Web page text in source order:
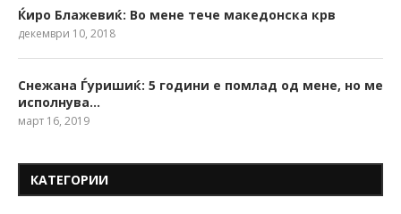
Ќиро Блажевиќ: Во мене тече македонска крв
декември 10, 2018
Снежана Ѓуришиќ: 5 години е помлад од мене, но ме
исполнува…
март 16, 2019
КАТЕГОРИИ